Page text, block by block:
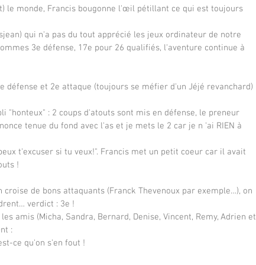
le monde, Francis bougonne l'œil pétillant ce qui est toujours
qui n'a pas du tout apprécié les jeux ordinateur de notre
3e défense, 17e pour 26 qualifiés, l'aventure continue à
défense et 2e attaque (toujours se méfier d'un Jéjé revanchard)
"honteux" : 2 coups d'atouts sont mis en défense, le preneur
tenue du fond avec l'as et je mets le 2 car je n 'ai RIEN à
t'excuser si tu veux!". Francis met un petit coeur car il avait
!
croise de bons attaquants (Franck Thevenoux par exemple…), on
verdict : 3e !
amis (Micha, Sandra, Bernard, Denise, Vincent, Remy, Adrien et
:
ce qu'on s'en fout !